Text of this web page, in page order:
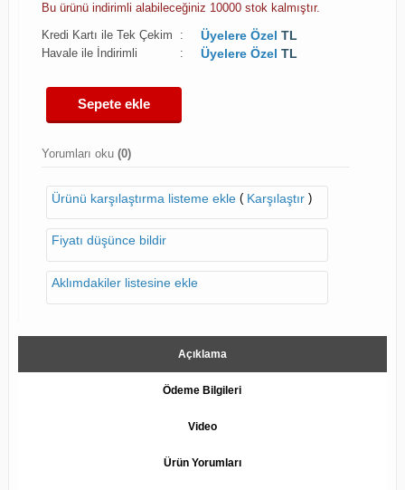
Bu ürünü indirimli alabileceğiniz 10000 stok kalmıştır.
Kredi Kartı ile Tek Çekim
: Üyelere Özel TL
Havale ile İndirimli : Üyelere Özel TL
Sepete ekle
Yorumları oku (0)
Ürünü karşılaştırma listeme ekle( Karşılaştır)
Fiyatı düşünce bildir
Aklımdakiler listesine ekle
Açıklama
Ödeme Bilgileri
Video
Ürün Yorumları